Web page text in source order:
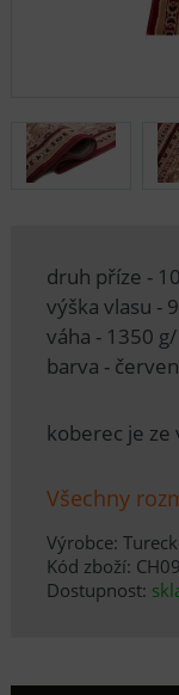
druh příze -
výška vlasu -
váha - 1350
barva -
koberec je ze
Všechny
Výrobce:
Kód zboží:
Dostupnost: